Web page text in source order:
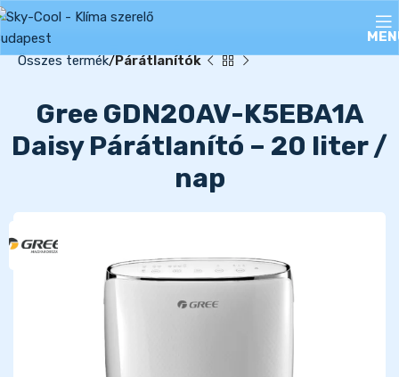
Összes termék Párátlanítók
Gree GDN20AV-K5EBA1A
Daisy Párátlanító – 20 liter /
nap